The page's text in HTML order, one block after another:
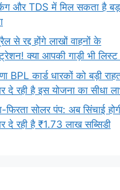
और TDS में मिल सकता है
से रद्द होंगे लाखों वाहनों के
क्या आपकी गाड़ी भी
BPL कार्ड धारकों को बड़ी
दे रही है इस योजना का सीधा
फिरता सोलर पंप: अब सिंचाई
दे रही है ₹1.73 लाख सब्सिडी